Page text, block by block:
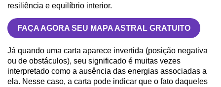
resiliência e equilíbrio interior.
FAÇA AGORA SEU MAPA ASTRAL GRATUITO
Já quando uma carta aparece invertida (posição negativa
ou de obstáculos), seu significado é muitas vezes
interpretado como a ausência das energias associadas a
ela. Nesse caso, a carta pode indicar que o fato daqueles